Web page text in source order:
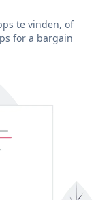
te vinden, of
for a bargain